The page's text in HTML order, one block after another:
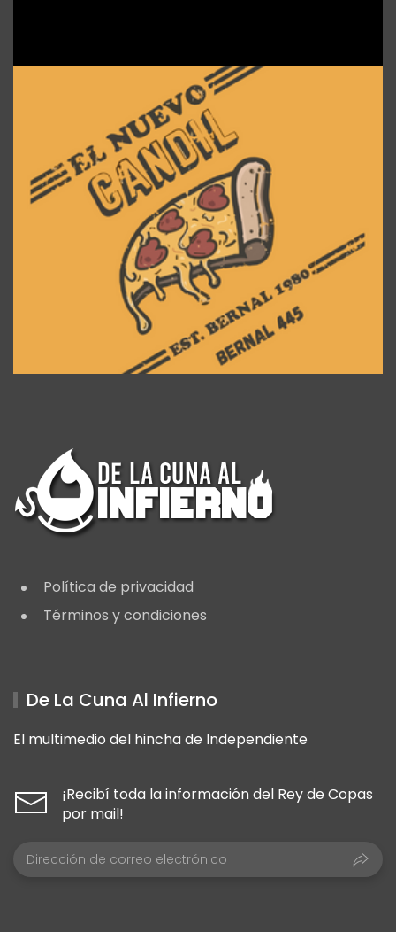
Política de privacidad
Términos y condiciones
De La Cuna Al Infierno
El multimedio del hincha de Independiente
¡Recibí toda la información del Rey de Copas
por mail!